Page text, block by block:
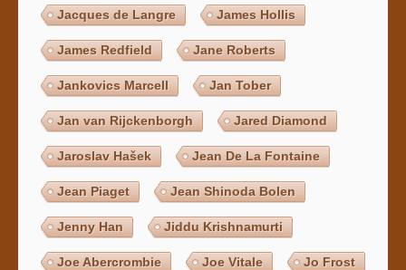
Jacques de Langre James Hollis
James Redfield Jane Roberts
Jankovics Marcell Jan Tober
Jan van Rijckenborgh Jared Diamond
Jaroslav Hašek Jean De La Fontaine
Jean Piaget Jean Shinoda Bolen
Jenny Han Jiddu Krishnamurti
Joe Abercrombie Joe Vitale Jo Frost